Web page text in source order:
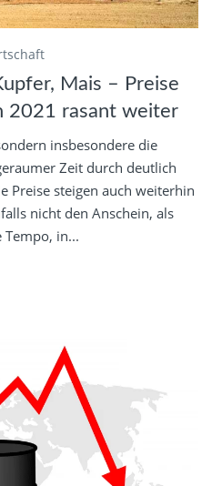
Mais – Preise
2021 rasant weiter
insbesondere die
Zeit durch deutlich
Preise steigen auch weiterhin
nicht den Anschein, als
Tempo, in...